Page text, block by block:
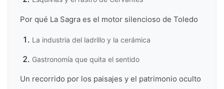
Por qué La Sagra es el motor silencioso de Toledo
La industria del ladrillo y la cerámica
Gastronomía que quita el sentido
Un recorrido por los paisajes y el patrimonio oculto